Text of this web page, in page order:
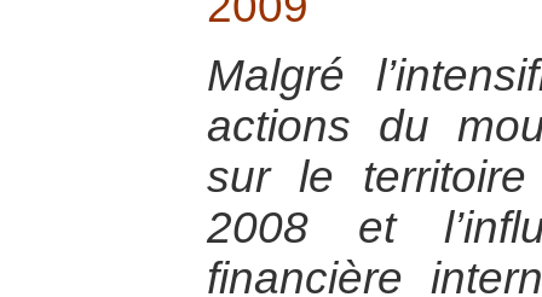
Malgré
actions du
sur le territoire
2008 et
financière